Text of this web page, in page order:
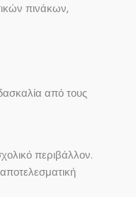
πινάκων,
από τους
περιβάλλον.